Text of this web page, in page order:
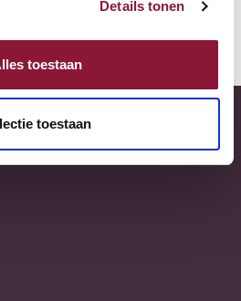
Details tonen
toestaan
toestaan